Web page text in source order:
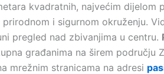
kvadratnih, najvećim dijelom
i sigurnom okruženju.
pregled nad zbivanjima u centru.
građanima na širem
mrežnim stranicama na adresi